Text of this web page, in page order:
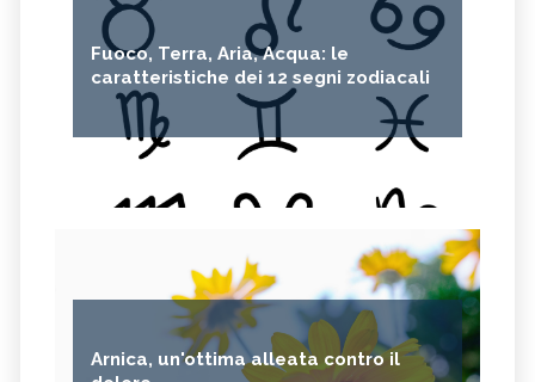
Fuoco, Terra, Aria, Acqua: le
caratteristiche dei 12 segni zodiacali
Arnica, un'ottima alleata contro il